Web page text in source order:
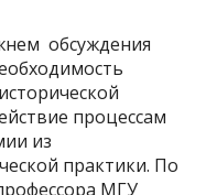
обсуждения
процессам
из
практики. По
МГУ